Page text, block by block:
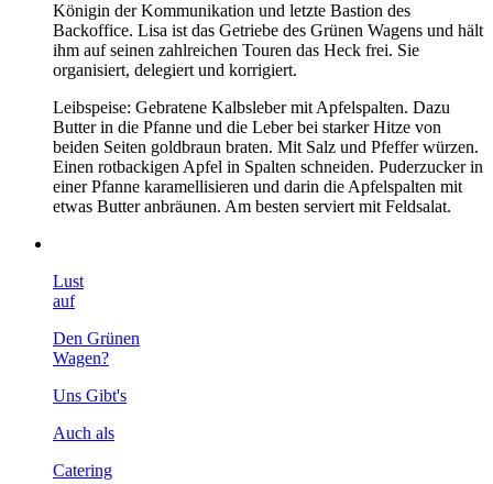
Königin der Kommunikation und letzte Bastion des
Backoffice. Lisa ist das Getriebe des Grünen Wagens und hält
ihm auf seinen zahlreichen Touren das Heck frei. Sie
organisiert, delegiert und korrigiert.
Leibspeise: Gebratene Kalbsleber mit Apfelspalten. Dazu
Butter in die Pfanne und die Leber bei starker Hitze von
beiden Seiten goldbraun braten. Mit Salz und Pfeffer würzen.
Einen rotbackigen Apfel in Spalten schneiden. Puderzucker in
einer Pfanne karamellisieren und darin die Apfelspalten mit
etwas Butter anbräunen. Am besten serviert mit Feldsalat.
Lust
auf
Den Grünen
Wagen?
Uns Gibt's
Auch als
Catering